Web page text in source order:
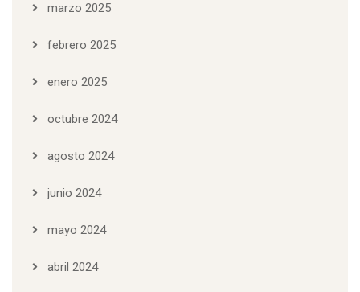
marzo 2025
febrero 2025
enero 2025
octubre 2024
agosto 2024
junio 2024
mayo 2024
abril 2024